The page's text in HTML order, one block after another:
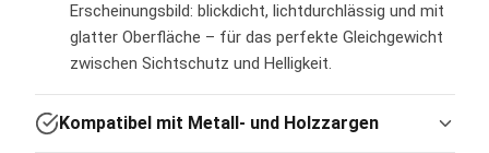
Erscheinungsbild: blickdicht, lichtdurchlässig und mit
glatter Oberfläche – für das perfekte Gleichgewicht
zwischen Sichtschutz und Helligkeit.
Kompatibel mit Metall- und Holzzargen